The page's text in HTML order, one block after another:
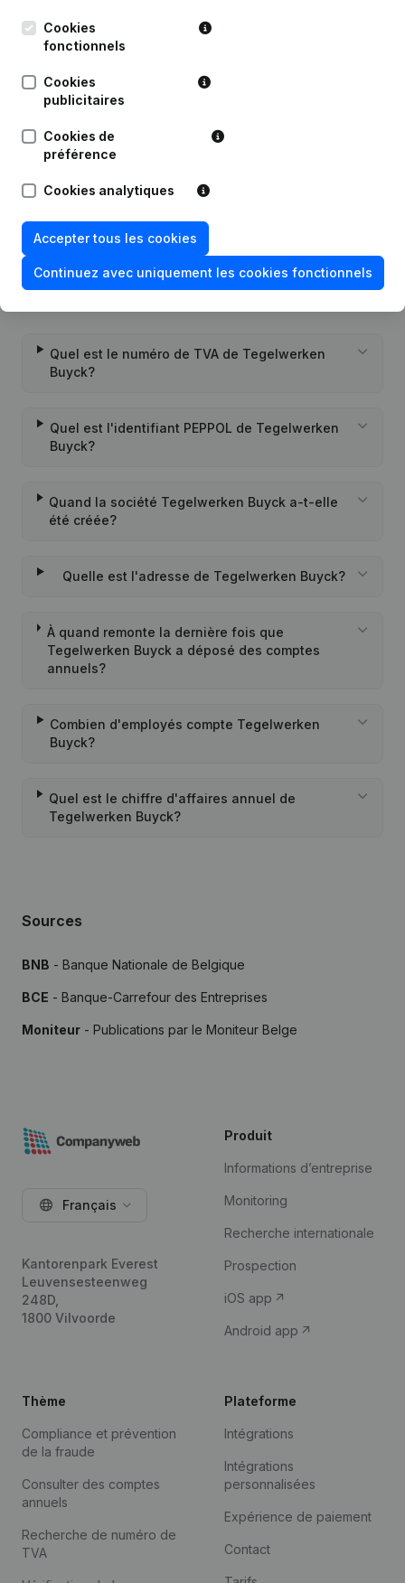
Date Publication
12-10-2023
Autres Modifications, …) -
Modification Forme Juridique -
Personne Morale, Ouverture
Succursale, etc...)
Quel est le numéro de TVA de Tegelwerken
Buyck?
Quel est l'identifiant PEPPOL de Tegelwerken
Buyck?
Quand la société Tegelwerken Buyck a-t-elle
été créée?
Quelle est l'adresse de Tegelwerken Buyck?
À quand remonte la dernière fois que
Tegelwerken Buyck a déposé des comptes
annuels?
Combien d'employés compte Tegelwerken
Buyck?
Quel est le chiffre d'affaires annuel de
Tegelwerken Buyck?
Sources
BNB - Banque Nationale de Belgique
BCE - Banque-Carrefour des Entreprises
Moniteur - Publications par le Moniteur Belge
Cookies
fonctionnels
Cookies
publicitaires
Cookies de
préférence
Cookies analytiques
Accepter tous les cookies
Continuez avec uniquement les cookies fonctionnels
Français
Kantorenpark Everest
Leuvensesteenweg
248D,
1800 Vilvoorde
Produit
Informations d’entreprise
Monitoring
Recherche internationale
Prospection
iOS app
Android app
Thème
Compliance et prévention
de la fraude
Consulter des comptes
annuels
Recherche de numéro de
TVA
Plateforme
Intégrations
Intégrations
personnalisées
Expérience de paiement
Contact